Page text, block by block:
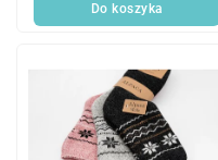
Do koszyka